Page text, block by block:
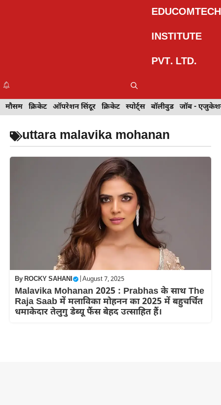
EDUCOMTECH
INSTITUTE
PVT. LTD.
इवेंट
खेल मेहंदी डिज़ाइन टेक्नोलॉजी ट्रेवल बॉलीवुड जॉब - एजुकेशन
मौसम क्रिकेट ऑपरेशन सिंदूर क्रिकेट स्पोर्ट्स बॉलीवुड जॉब -
uttara malavika mohanan
ByROCKY SAHANI August 7, 2025
Malavika Mohanan 2025 : Prabhas के साथ The
Raja Saab में मलाविका मोहनन का 2025 में बहुचर्चित
धमाकेदार तेलुगु डेब्यू फैंस बेहद उत्साहित हैं।